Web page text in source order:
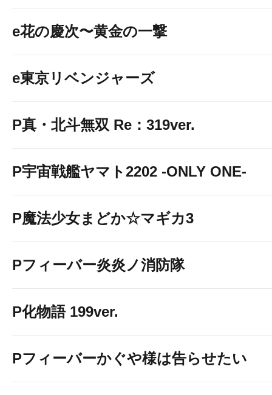
e花の慶次〜黄金の一撃
e東京リベンジャーズ
P真・北斗無双 Re：319ver.
P宇宙戦艦ヤマト2202 -ONLY ONE-
P魔法少女まどか☆マギカ3
Pフィーバー炎炎ノ消防隊
P化物語 199ver.
Pフィーバーかぐや様は告らせたい